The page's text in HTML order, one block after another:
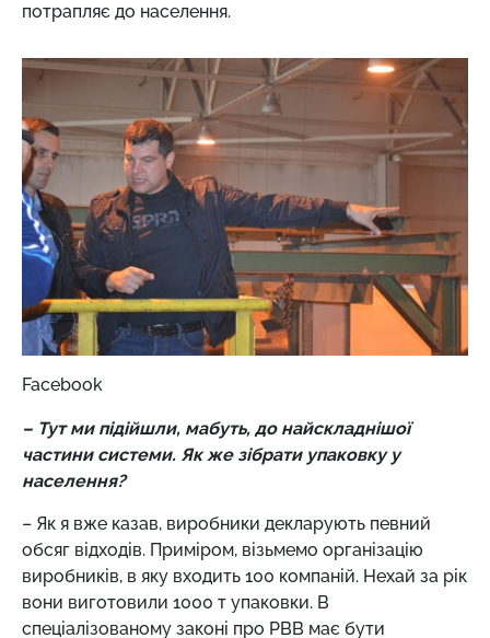
потрапляє до населення.
Facebook
– Тут ми підійшли, мабуть, до найскладнішої
частини системи. Як же зібрати упаковку у
населення?
– Як я вже казав, виробники декларують певний
обсяг відходів. Приміром, візьмемо організацію
виробників, в яку входить 100 компаній. Нехай за рік
вони виготовили 1000 т упаковки. В
спеціалізованому законі про РВВ має бути